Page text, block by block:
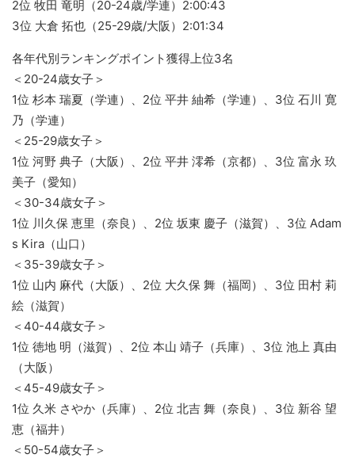
2位 牧田 竜明（20-24歳/学連）2:00:43
3位 大倉 拓也（25-29歳/大阪）2:01:34
各年代別ランキングポイント獲得上位3名
＜20-24歳女子＞
1位 杉本 瑞夏（学連）、2位 平井 紬希（学連）、3位 石川 寛
乃（学連）
＜25-29歳女子＞
1位 河野 典子（大阪）、2位 平井 澪希（京都）、3位 富永 玖
美子（愛知）
＜30-34歳女子＞
1位 川久保 恵里（奈良）、2位 坂東 慶子（滋賀）、3位 Adam
s Kira（山口）
＜35-39歳女子＞
1位 山内 麻代（大阪）、2位 大久保 舞（福岡）、3位 田村 莉
絵（滋賀）
＜40-44歳女子＞
1位 徳地 明（滋賀）、2位 本山 靖子（兵庫）、3位 池上 真由
（大阪）
＜45-49歳女子＞
1位 久米 さやか（兵庫）、2位 北吉 舞（奈良）、3位 新谷 望
恵（福井）
＜50-54歳女子＞